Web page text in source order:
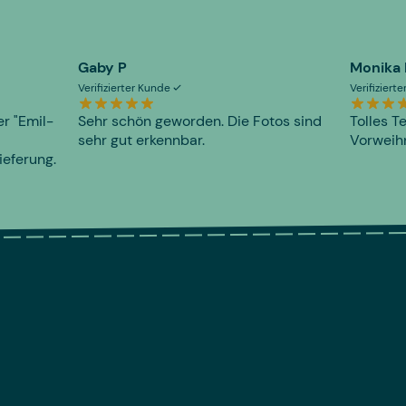
"Emil-
Gaby P
Verifizierter Kunde
Sehr schön geworden. Die Fotos sind
sehr gut erkennbar.
Monika
Tolles